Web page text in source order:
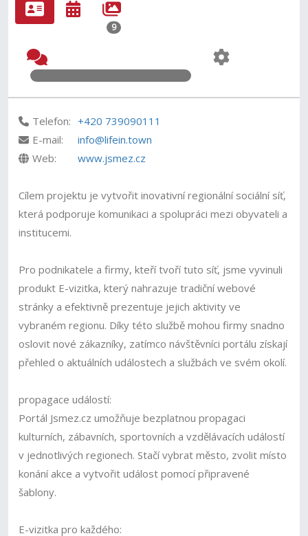
9
Telefon: +420 739090111
E-mail:
info@lifein.town
Web:
www.jsmez.cz
Cílem projektu je vytvořit inovativní regionální sociální síť,
která podporuje komunikaci a spolupráci mezi obyvateli a
institucemi.
Pro podnikatele a firmy, kteří tvoří tuto síť, jsme vyvinuli
produkt E-vizitka, který nahrazuje tradiční webové
stránky a efektivně prezentuje jejich aktivity ve
vybraném regionu. Díky této službě mohou firmy snadno
oslovit nové zákazníky, zatímco návštěvníci portálu získají
přehled o aktuálních událostech a službách ve svém okolí.
propagace událostí:
Portál Jsmez.cz umožňuje bezplatnou propagaci
kulturních, zábavních, sportovních a vzdělávacích událostí
v jednotlivých regionech. Stačí vybrat město, zvolit místo
konání akce a vytvořit událost pomocí připravené
šablony.
E-vizitka pro každého: